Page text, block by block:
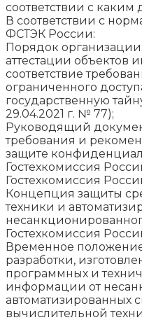
соответствии с каким
В соответствии с
ФСТЭК России:
Порядок
аттестации объектов
соответствие
ограниченного
государственную
29.04.2021 г. № 77);
Руководящий
требования и
защите
Гостехкомиссия
Гостехкомиссия
Концепция защиты
техники и
Гостехкомиссия
Временное
разработки,
программных и
информации от
автоматизированных
вычислительной